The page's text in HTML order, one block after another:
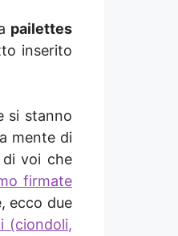
pailettes
inserito
si stanno
mente di
di voi che
firmate
ecco due
(ciondoli,